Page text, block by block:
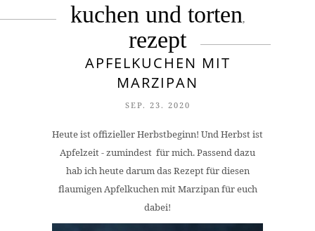
kuchen und torten,
rezept
APFELKUCHEN MIT
MARZIPAN
SEP. 23. 2020
Heute ist offizieller Herbstbeginn! Und Herbst ist
Apfelzeit - zumindest für mich. Passend dazu
hab ich heute darum das Rezept für diesen
flaumigen Apfelkuchen mit Marzipan für euch
dabei!